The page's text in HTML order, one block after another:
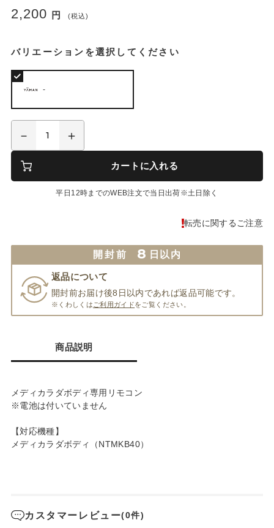
2,200 円 (税込)
バリエーションを選択してください
-
カートに入れる
平日12時までのWEB注文で当日出荷※土日除く
転売に関するご注意
開封前 8 日以内
返品について
開封前お届け後8日以内であれば返品可能です。
※くわしくは ご利用ガイドをご覧ください。
商品説明
メディカラダボディ専用リモコン
※電池は付いていません
【対応機種】
メディカラダボディ（NTMKB40）
カスタマーレビュー(0件)